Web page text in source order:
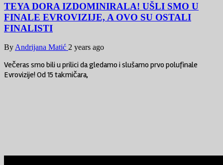
TEYA DORA IZDOMINIRALA! UŠLI SMO U
FINALE EVROVIZIJE, A OVO SU OSTALI
FINALISTI
By Andrijana Matić 2 years ago
Večeras smo bili u prilici da gledamo i slušamo prvo polufinale
Evrovizije! Od 15 takmičara,